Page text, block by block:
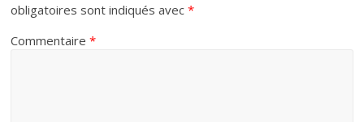
obligatoires sont indiqués avec*
Commentaire*